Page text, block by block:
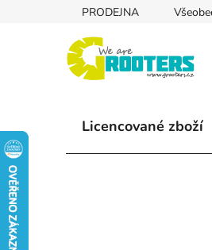
PRODEJNA
Licencované zboží